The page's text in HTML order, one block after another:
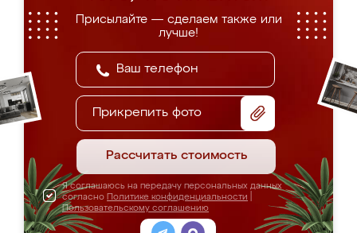
Присылайте — сделаем также или
лучше!
Прикрепить фото
Рассчитать стоимость
Я соглашаюсь на передачу персональных данных
согласно Политике конфиденциальности
Пользовательскому соглашению